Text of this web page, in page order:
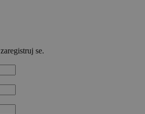
zaregistruj se.